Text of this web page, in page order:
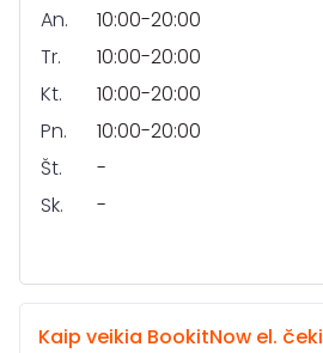
An.
10:00-20:00
Tr.
10:00-20:00
Kt.
10:00-20:00
Pn.
10:00-20:00
Št.
-
Sk.
-
Kaip veikia BookitNow el.